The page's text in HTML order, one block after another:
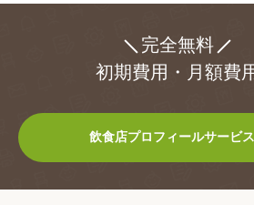
完全無料
初期費用・月額費
飲食店プロフィールサービ